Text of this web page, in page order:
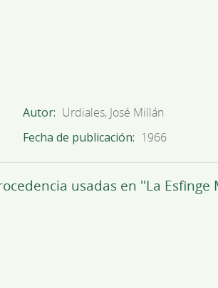
Autor Urdiales, José Millán
Fecha de publicación 1966
usadas en ''La Esfinge